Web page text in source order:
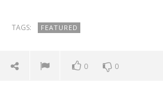
TAGS: FEATURED
0 0